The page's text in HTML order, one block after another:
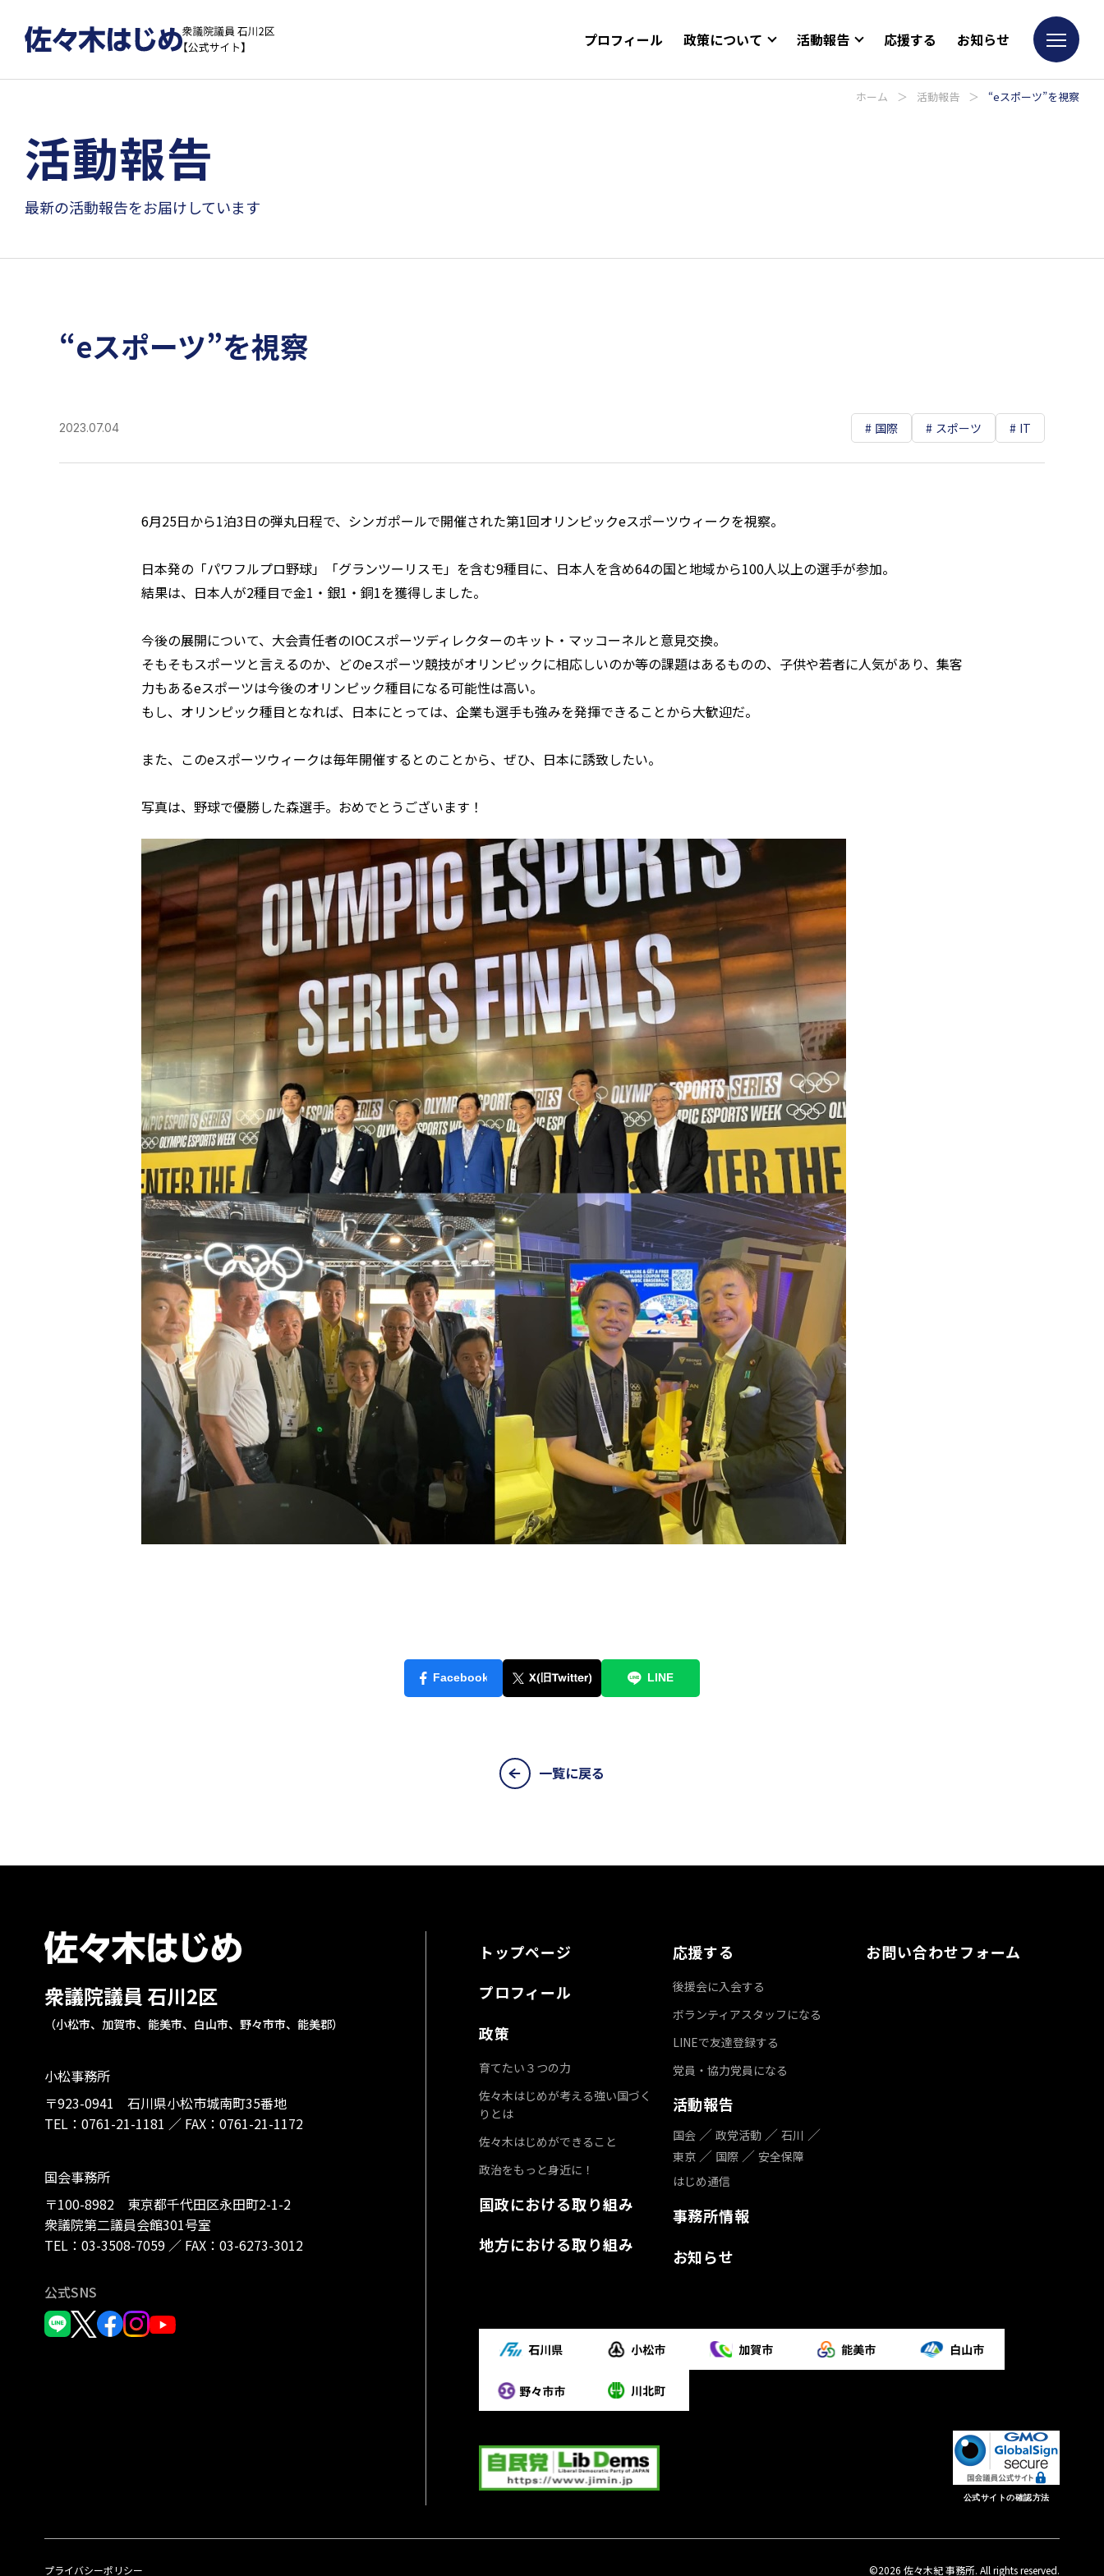
プロフィール 政策について 活動報告 応援する お知らせ
ホーム ＞ 活動報告 ＞ “eスポーツ”を視察
活動報告
最新の活動報告をお届けしています
“eスポーツ”を視察
2023.07.04 国際 スポーツ IT
6月25日から1泊3日の弾丸日程で、シンガポールで開催された第1回オリンピックeスポーツウィークを視察。
日本発の「パワフルプロ野球」「グランツーリスモ」を含む9種目に、日本人を含め64の国と地域から100人以上の選手が参加。
結果は、日本人が2種目で金1・銀1・銅1を獲得しました。
今後の展開について、大会責任者のIOCスポーツディレクターのキット・マッコーネルと意見交換。
そもそもスポーツと言えるのか、どのeスポーツ競技がオリンピックに相応しいのか等の課題はあるものの、子供や若者に人気があり、集客
力もあるeスポーツは今後のオリンピック種目になる可能性は高い。
もし、オリンピック種目となれば、日本にとっては、企業も選手も強みを発揮できることから大歓迎だ。
また、このeスポーツウィークは毎年開催するとのことから、ぜひ、日本に誘致したい。
写真は、野球で優勝した森選手。おめでとうございます！
一覧に戻る
衆議院議員 石川2区
（小松市、加賀市、能美市、白山市、野々市市、能美郡）
小松事務所
〒923-0941 石川県小松市城南町35番地
TEL： 0761-21-1181 ／ FAX：0761-21-1172
国会事務所
〒100-8982 東京都千代田区永田町2-1-2
衆議院第二議員会館301号室
TEL： 03-3508-7059／ FAX：03-6273-3012
公式SNS
トップページ
プロフィール
政策
育てたい３つの力
佐々木はじめが考える強い国づく
りとは
佐々木はじめができること
政治をもっと身近に！
国政における取り組み
地方における取り組み
応援する
後援会に入会する
ボランティアスタッフになる
LINEで友達登録する
党員・協力党員になる
活動報告
国会 政党活動
石川
東京
国際
安全保障
はじめ通信
事務所情報
お知らせ
お問い合わせフォーム
公式サイトの確認方法
プライバシーポリシー ©2026 佐々木紀 事務所. All rights reserved.